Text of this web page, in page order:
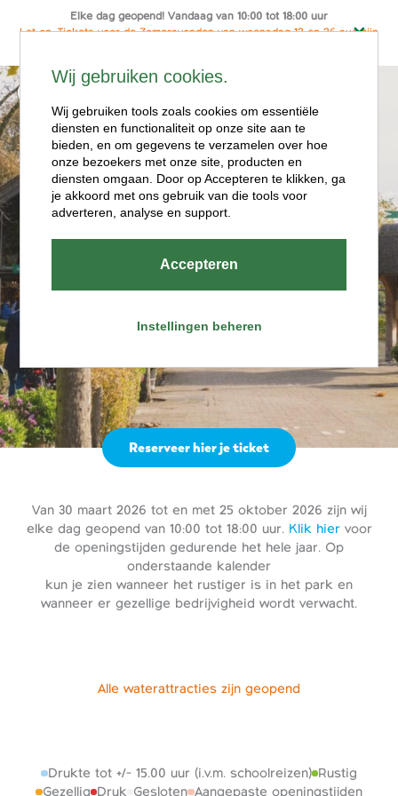
Elke dag geopend! Vandaag van 10:00 tot 18:00 uur
Let op: Tickets voor de Zomeravonden van woensdag 12 en 26 aug zijn
Ga
naar
de
inhoud
Openingstijde
n
Van 30 maart 2026 tot en met 25 oktober 2026 zijn wij
elke dag geopend van 10:00 tot 18:00 uur. Klik hiervoor
de openingstijden gedurende het hele jaar. Op
onderstaande kalender
kun je zien wanneer het rustiger is in het park en
wanneer er gezellige bedrijvigheid wordt verwacht.
Reserveer hier je ticket
Alle waterattracties zijn geopend
Aangepaste openingstijden
Druk
Drukte tot +/- 15.00 uur (i.v.m. schoolreizen)
Gesloten
Gezellig
Rustig
Wij gebruiken cookies.
Wij gebruiken tools zoals cookies om essentiële
diensten en functionaliteit op onze site aan te
bieden, en om gegevens te verzamelen over hoe
onze bezoekers met onze site, producten en
diensten omgaan. Door op Accepteren te klikken, ga
je akkoord met ons gebruik van die tools voor
adverteren, analyse en support.
Accepteren
Instellingen beheren